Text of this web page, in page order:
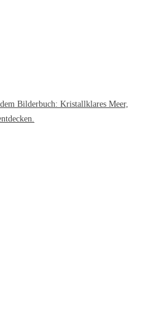
Bilderbuch: Kristallklares Meer,